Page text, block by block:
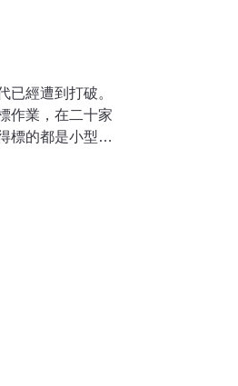
已經遭到打破。
作業，在二十家
標的都是小型顧
場改善工程，得
後，三家大型工
、新營、官田等
（ 包括芳苑、嘉
標（包 括龜山、
（包括大發 、鳳
標（平鎮、新竹